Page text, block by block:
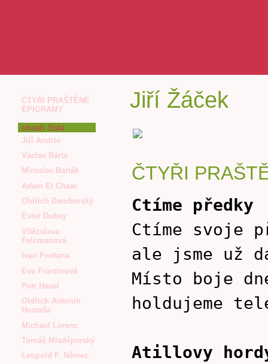
ČTYŘI PRAŠTĚNÉ
EPIGRAMY
obsah čísla
Jiří Andrle
Václav Bárta
Miroslav Barták
Adam El Chaar
Oldřich Damborský
Ester Dubay
Vítězslava
Felcmanová
Ivan Fontana
Eva Frantinová
Petr Havel
Oldřich Antonín
Hostaša
Michael Lorenc
Tomáš Mladějovský
Leopold F. Němec
Jiří Žáček
ČTYŘI
Ctíme předky
Ctíme svoje
ale jsme už
Místo boje
holdujeme
Atillovy